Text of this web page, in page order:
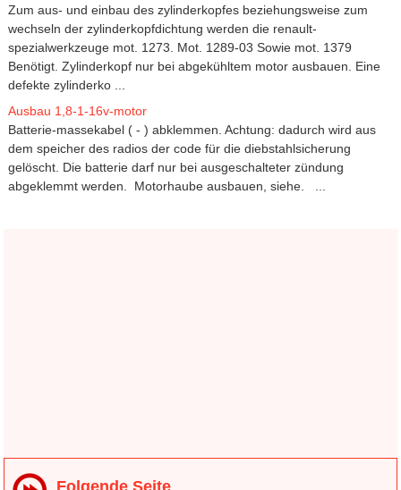
Zum aus- und einbau des zylinderkopfes beziehungsweise zum
wechseln der zylinderkopfdichtung werden die renault-
spezialwerkzeuge mot. 1273. Mot. 1289-03 Sowie mot. 1379
Benötigt. Zylinderkopf nur bei abgekühltem motor ausbauen. Eine
defekte zylinderko ...
Ausbau 1,8-1-16v-motor
Batterie-massekabel ( - ) abklemmen. Achtung: dadurch wird aus
dem speicher des radios der code für die diebstahlsicherung
gelöscht. Die batterie darf nur bei ausgeschalteter zündung
abgeklemmt werden. Motorhaube ausbauen, siehe. ...
Folgende Seite